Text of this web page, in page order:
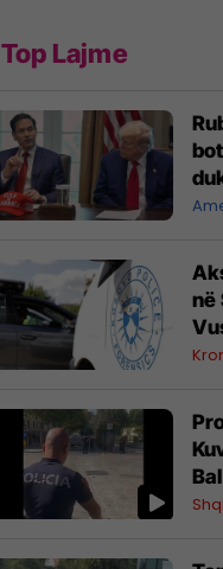
Top Lajme
në